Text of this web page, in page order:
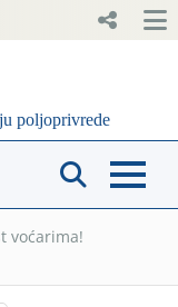
voćarima!